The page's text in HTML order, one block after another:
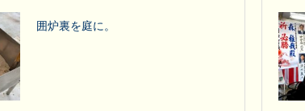
囲炉裏を庭に。